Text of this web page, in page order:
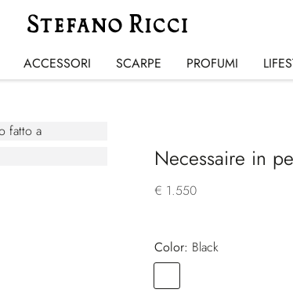
ACCESSORI SCARPE PROFUMI
Necessaire in
€ 1.550
Color:
black